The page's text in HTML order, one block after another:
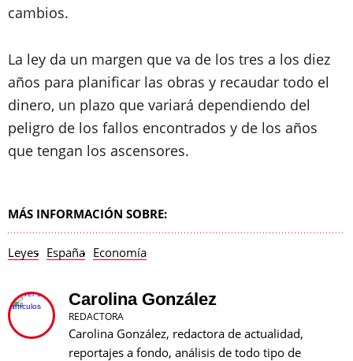
cambios.
La ley da un margen que va de los tres a los diez
años para planificar las obras y recaudar todo el
dinero, un plazo que variará dependiendo del
peligro de los fallos encontrados y de los años
que tengan los ascensores.
MÁS INFORMACIÓN SOBRE:
Leyes España Economía
Carolina González
REDACTORA
Carolina González, redactora de actualidad,
reportajes a fondo, análisis de todo tipo de